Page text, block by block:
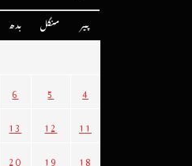
پیر منگل بدھ
4
5
6
11
12
13
18
19
20